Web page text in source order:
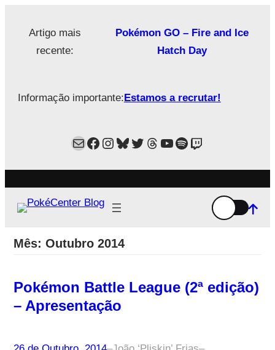
Artigo mais
recente:
Pokémon GO – Fire and Ice
Hatch Day
Informação importante:Estamos a recrutar!
MailFacebook
Instagram
Bluesky
Twitter
Estamos no Threads!
YouTube
Spotify
Twitch
Mês: Outubro 2014
Pokémon Battle League (2ª edição)
– Apresentação